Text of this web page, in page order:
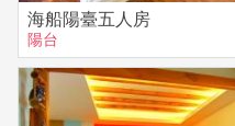
海船陽臺五人房
陽台